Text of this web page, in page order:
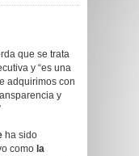
que se trata
y “es una
adquirimos con
y
ha sido
como la